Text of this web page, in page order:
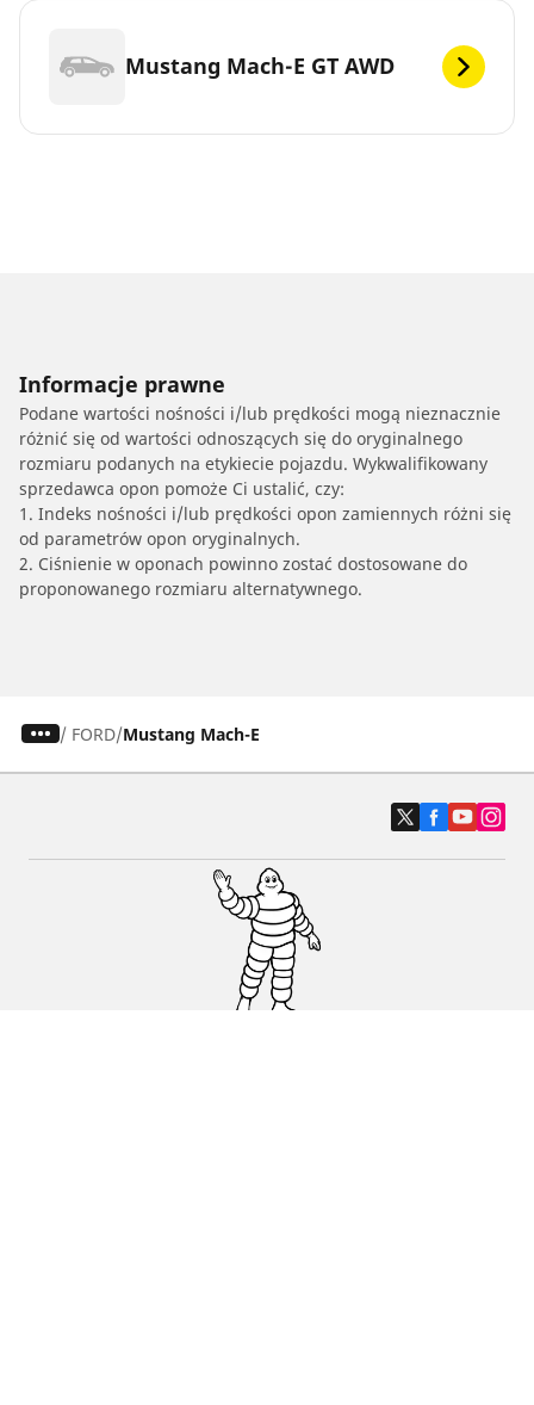
Mustang Mach-E GT AWD
Informacje prawne
Podane wartości nośności i/lub prędkości mogą nieznacznie
różnić się od wartości odnoszących się do oryginalnego
rozmiaru podanych na etykiecie pojazdu. Wykwalifikowany
sprzedawca opon pomoże Ci ustalić, czy:
1. Indeks nośności i/lub prędkości opon zamiennych różni się
od parametrów opon oryginalnych.
2. Ciśnienie w oponach powinno zostać dostosowane do
proponowanego rozmiaru alternatywnego.
/ FORD Mustang Mach-E